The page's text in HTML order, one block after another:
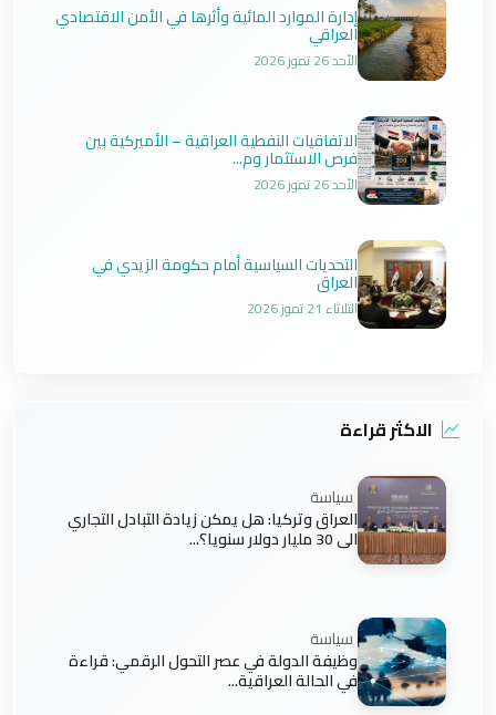
إدارة الموارد المائية وأثرها في الأمن الاقتصادي
العراقي
الأحد 26 تموز 2026
الاتفاقيات النفطية العراقية – الأميركية بين
فرص الاستثمار وم...
الأحد 26 تموز 2026
التحديات السياسية أمام حكومة الزيدي في
العراق
الثلاثاء 21 تموز 2026
الاكثر قراءة
سياسة
العراق وتركيا: هل يمكن زيادة التبادل التجاري
الى 30 مليار دولار سنويا؟...
سياسة
وظيفة الدولة في عصر التحول الرقمي: قراءة
في الحالة العراقية...